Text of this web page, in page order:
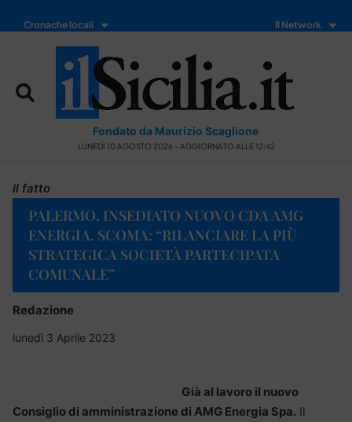
Cronache locali Il Network
Fondato da Maurizio Scaglione
LUNEDÌ 10 AGOSTO 2026 - AGGIORNATO ALLE 12:42
il fatto
PALERMO, INSEDIATO NUOVO CDA AMG
ENERGIA. SCOMA: “RILANCIARE LA PIÙ
STRATEGICA SOCIETÀ PARTECIPATA
COMUNALE”
Redazione
lunedì 3 Aprile 2023
Già al lavoro il nuovo
Consiglio di amministrazione di AMG Energia Spa. Il